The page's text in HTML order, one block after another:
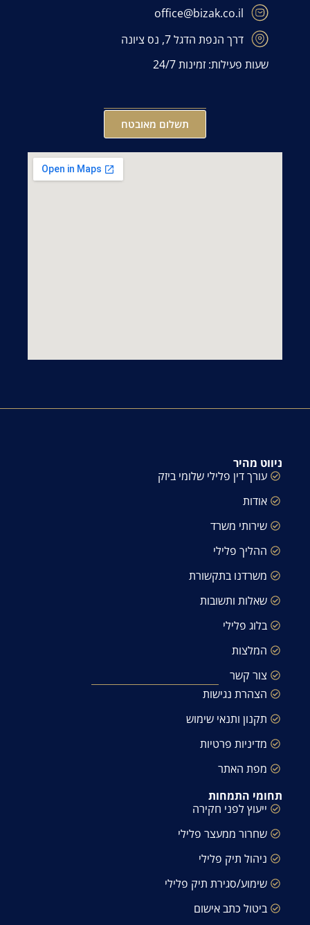
office@bizak.co.il
דרך הנפת הדגל 7, נס ציונה
שעות פעילות: זמינות 24/7
תשלום מאובטח
ניווט מהיר
עורך דין פלילי שלומי ביזק
אודות
שירותי משרד
ההליך פלילי
משרדנו בתקשורת
שאלות ותשובות
בלוג פלילי
המלצות
צור קשר
הצהרת נגישות
תקנון ותנאי שימוש
מדיניות פרטיות
מפת האתר
תחומי התמחות
ייעוץ לפני חקירה
שחרור ממעצר פלילי
ניהול תיק פלילי
שימוע/סגירת תיק פלילי
ביטול כתב אישום